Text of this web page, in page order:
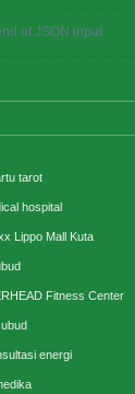
of JSON input
tarot
hospital
Lippo Mall Kuta
Fitness Center
energi